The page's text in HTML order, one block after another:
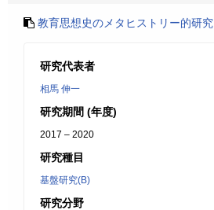
教育思想史のメタヒストリー的研究
研究代表者
相馬 伸一
研究期間 (年度)
2017 – 2020
研究種目
基盤研究(B)
研究分野